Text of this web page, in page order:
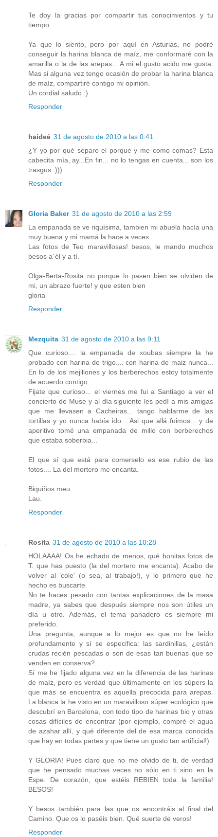
Te doy la gracias por compartir tus conocimientos y tu
tiempo.
Ya que lo siento, pero por aquí en Asturias, no podré
conseguir la harina blanca de maíz, me conformaré con la
amarilla o la de las arepas... A mi el gusto acido me gusta.
Mas si alguna vez tengo ocasión de probar la harina blanca
de maíz, compartiré contigo mi opinión.
Un cordial saludo :)
Responder
haideé 31 de agosto de 2010 a las 0:41
¿Y yo por qué separo el porque y me como comas? Esta
cabecita mía, ay...En fin... no lo tengas en cuenta... son los
trasgus :)))
Responder
Gloria Baker 31 de agosto de 2010 a las 2:59
La empanada se ve riquísima, tambien mi abuela hacía una
muy buena y mi mamá la hace a veces.
Las fotos de Teo maravillosas! besos, le mando muchos
besos a´él y a tí.
Olga-Berta-Rosita no porque lo pasen bien se olviden de
mi, un abrazo fuerte! y que esten bien
gloria
Responder
Mezquita 31 de agosto de 2010 a las 9:11
Que curioso.... la empanada de xoubas siempre la he
probado con harina de trigo.... con harina de maiz nunca...
En lo de los mejillones y los berberechos estoy totalmente
de acuerdo contigo.
Fijate que curioso... el viernes me fui a Santiago a ver el
concierto de Muse y al día siguiente les pedí a mis amigas
que me llevasen a Cacheiras... tango hablarme de las
tortillas y yo nunca había ido... Asi que allá fuimos... y de
aperitivo tomé una empanada de millo con berberechos
que estaba soberbia...
El que sí que está para comerselo es ese rubio de las
fotos.... La del mortero me encanta.
Biquiños meu.
Lau.
Responder
Rosita 31 de agosto de 2010 a las 10:28
HOLAAAA! Os he echado de menos, qué bonitas fotos de
T. que has puesto (la del mortero me encanta). Acabo de
volver al 'cole' (o sea, al trabajo!), y lo primero que he
hecho es buscarte.
No te haces pesado con tantas explicaciones de la masa
madre, ya sabes que después siempre nos son útiles un
día u otro. Además, el tema panadero es siempre mi
preferido.
Una pregunta, aunque a lo mejor es que no he leído
profundamente y sí se especifica: las sardinillas, ¿están
crudas recién pescadas o son de esas tan buenas que se
venden en conserva?
Sí me he fijado alguna vez en la diferencia de las harinas
de maíz, pero es verdad que últimamente en los súpers la
que más se encuentra es aquella precocida para arepas.
La blanca la he visto en un maravilloso súper ecológico que
descubrí en Barcelona, con todo tipo de harinas bio y otras
cosas difíciles de encontrar (por ejemplo, compré el agua
de azahar allí, y qué diferente del de esa marca conocida
que hay en todas partes y que tiene un gusto tan artificial!)
Y GLORIA! Pues claro que no me olvido de ti, de verdad
que he pensado muchas veces no sólo en ti sino en la
Espe. De corazón, que estéis REBIEN toda la familia!
BESOS!
Y besos también para las que os encontráis al final del
Camino. Que os lo paséis bien. Qué suerte de veros!
Responder